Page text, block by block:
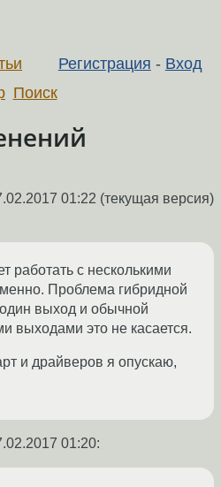
Регистрация - Вход
Поиск
01:22 (текущая версия)
работать с несколькими
Проблема гибридной
выход и обычной
выходами это не касается.
и драйверов я опускаю,
01:20: